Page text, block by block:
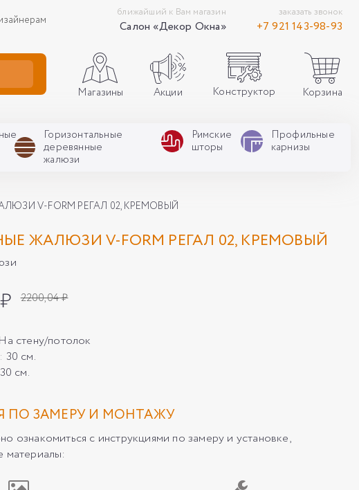
ближайший к Вам магазин
Салон «Декор Окна»
заказать звонок
+7 921 143-98-93
Магазины Акции Конструктор Корзина
Горизонтальные
деревянные
жалюзи
Римские
шторы
Профильные
карнизы
V-FORM РЕГАЛ 02, КРЕМОВЫЙ
ЖАЛЮЗИ V-FORM РЕГАЛ 02, КРЕМОВЫЙ
₽ 2200,04 ₽
На стену/потолок
30 см.
30 см.
ЗАМЕРУ И МОНТАЖУ
ознакомиться с инструкциями по замеру и установке,
материалы: